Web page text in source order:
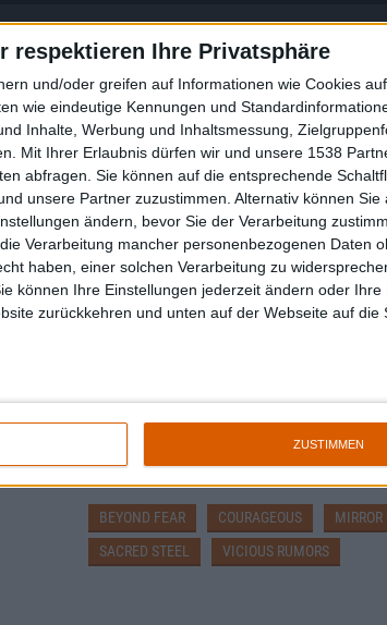
respektieren Ihre Privatsphäre
und/oder greifen auf Informationen wie Cookies
wie eindeutige Kennungen und
Inhalte, Werbung und Inhaltsmessung,
Mit Ihrer Erlaubnis dürfen wir und unsere 1538
abfragen. Sie können auf die entsprechende
unsere Partner zuzustimmen. Alternativ können Sie
ändern, bevor Sie der Verarbeitung
Verarbeitung mancher personenbezogenen Daten
haben, einer solchen Verarbeitung zu
können Ihre Einstellungen jederzeit ändern oder Ihre
zurückkehren und unten auf der Webseite auf die
ZUSTIMMEN
filtern▼︎
bis Punkten
filtern►︎
Deception, Sacred Steel und Vicious
Jugendzentrum B58, Braunschweig
...
BEYOND FEAR COURAGEOUS
SACRED STEEL
VICIOUS RUMORS